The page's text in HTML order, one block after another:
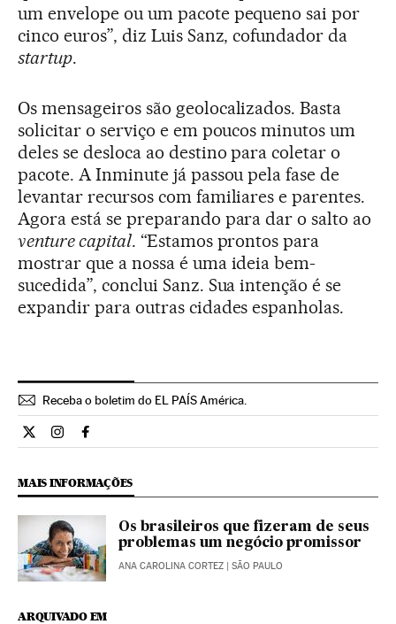
um envelope ou um pacote pequeno sai por
cinco euros”, diz Luis Sanz, cofundador da
startup.
Os mensageiros são geolocalizados. Basta
solicitar o serviço e em poucos minutos um
deles se desloca ao destino para coletar o
pacote. A Inminute já passou pela fase de
levantar recursos com familiares e parentes.
Agora está se preparando para dar o salto ao
venture capital. “Estamos prontos para
mostrar que a nossa é uma ideia bem-
sucedida”, conclui Sanz. Sua intenção é se
expandir para outras cidades espanholas.
Receba o boletim do EL PAÍS América.
Economia El País Brasil en Twitter
Economia El País Brasil en Instagram
Economia El País Brasil en Facebook
MAIS INFORMAÇÕES
Os brasileiros que fizeram de seus
problemas um negócio promissor
ANA CAROLINA CORTEZ | SÃO PAULO
ARQUIVADO EM